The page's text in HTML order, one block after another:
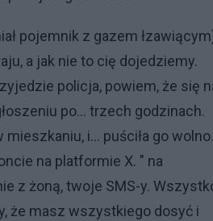
pojemnik z gazem
a jak nie to cię dojedziemy.
policja, powiem, że się
po... trzech godzinach.
i... puściła go wolno.
na platformie X. " na
z żoną, twoje SMS-y.
że masz wszystkiego dosyć i